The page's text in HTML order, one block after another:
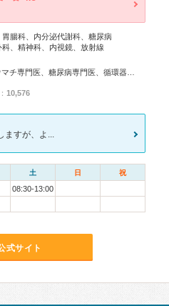
腸科、内分泌代謝科、糖尿病
、精神科、内視鏡、放射線
10,576
ますが、よ...
土 日 祝
08:30-13:00
式サイト